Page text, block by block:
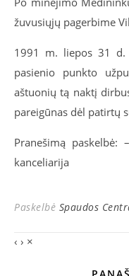
žuvusiųjų pagerbime
1991 m. liepos 31 d.
pasienio punkto
aštuonių tą naktį
pareigūnas dėl patirtų
Pranešimą paskelbė:
kanceliarija
Paskelbė Spaudos
‹ › ×